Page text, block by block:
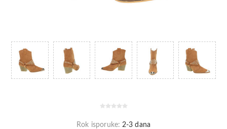
Rok isporuke: 2-3 dana